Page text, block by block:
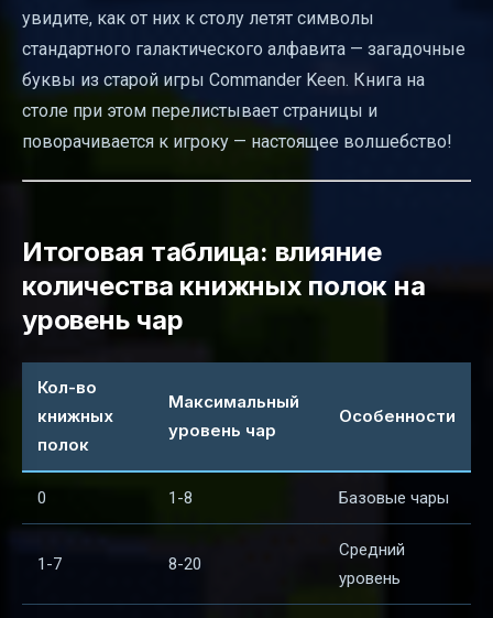
увидите, как от них к столу летят символы
стандартного галактического алфавита — загадочные
буквы из старой игры Commander Keen. Книга на
столе при этом перелистывает страницы и
поворачивается к игроку — настоящее волшебство!
Итоговая таблица: влияние
количества книжных полок на
уровень чар
Кол-во
книжных
полок
Максимальный
уровень чар
Особенности
0 1-8 Базовые чары
1-7 8-20
Средний
уровень